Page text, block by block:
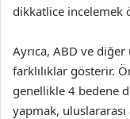
dikkatlice incelemek
Ayrıca, ABD ve
farklılıklar gösterir.
genellikle 4 bedene
yapmak,